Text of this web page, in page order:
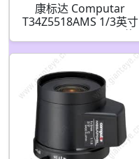
康标达 Computar
T34Z5518AMS 1/3英寸
5.5-187mm F1.8 34倍
带点(CS接口)